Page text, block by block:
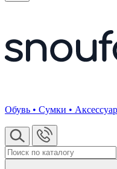
Обувь • Сумки •